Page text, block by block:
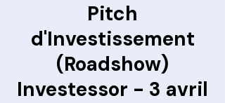
Pitch
d'Investissement
(Roadshow)
Investessor - 3 avril